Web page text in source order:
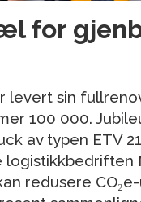
for
levert sin
100 000.
av typen ETV
logistikkbedriften
redusere